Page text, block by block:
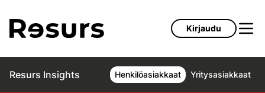
Kirjaudu
Resurs Insights Henkilöasiakkaat Yritysasiakkaat